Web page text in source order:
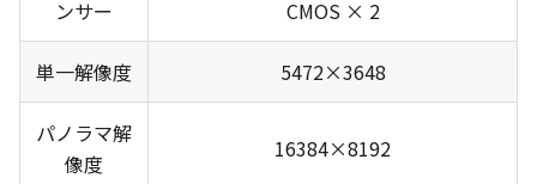
ンサー
CMOS × 2
単一解像度 5472×3648
パノラマ解
像度
16384×8192